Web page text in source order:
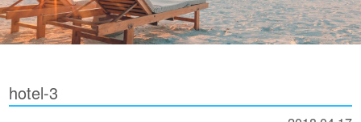
hotel-3